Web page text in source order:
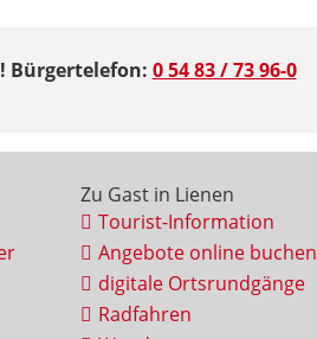
Bürgertelefon: 0 54 83 / 73 96-0
Zu Gast in Lienen
Tourist-Information
Angebote online buchen
digitale Ortsrundgänge
Radfahren